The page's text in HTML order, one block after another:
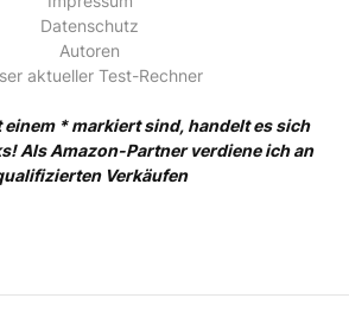
Datenschutz
Autoren
aktueller Test-Rechner
einem * markiert sind, handelt es sich
Als Amazon-Partner verdiene ich an
Verkäufen